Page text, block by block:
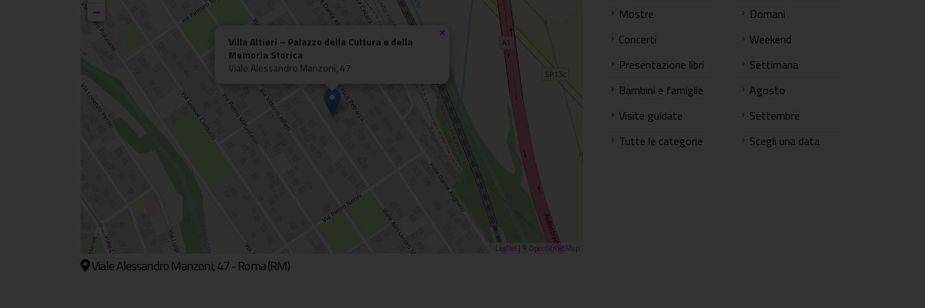
Villa Altieri – Palazzo della Cultura e della
Memoria Storica
Viale Alessandro Manzoni, 47
×
−
Leaflet| © OpenStreetMap
Viale Alessandro Manzoni, 47 - Roma (RM)
Mostre
Concerti
Presentazione libri
Bambini e famiglie
Visite guidate
Tutte le categorie
Domani
Weekend
Settimana
Agosto
Settembre
Scegli una data